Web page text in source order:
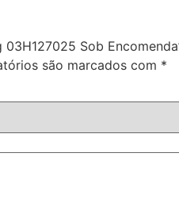
Sob
são marcados com *